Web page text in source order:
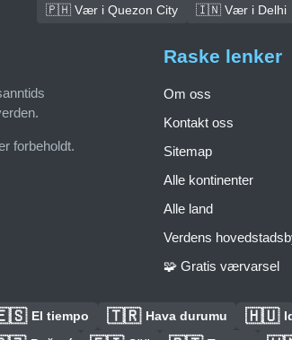
🇵🇭 Vær i Quezon City
🇮🇳 Vær i Delhi
forbeholdt.
Raske lenker
Om oss
Kontakt oss
Sitemap
Alle kontinenter
Alle land
Verdens
🧩 Gratis værvarsel
El tiempo 🇹🇷 Hava durumu 🇭🇺